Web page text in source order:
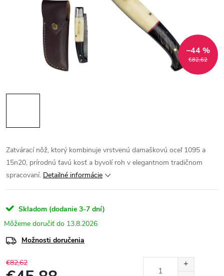
€82,62
–44 %
Zatvárací nôž, ktorý kombinuje vrstvenú damaškovú oceľ 1095 a
15n20, prírodnú ťavú kosť a byvolí roh v elegantnom tradičnom
spracovaní. Detailné informácie
Skladom (dodanie 3-7 dní)
13.8.2026
Možnosti doručenia
€82,62